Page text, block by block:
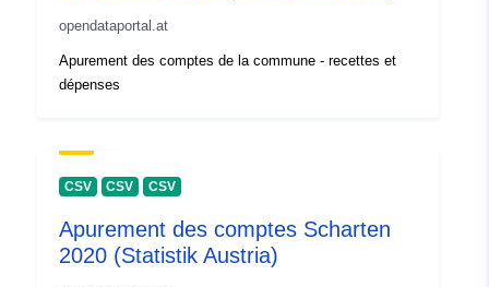
opendataportal.at
Apurement des comptes de la commune - recettes et
dépenses
CSV CSV CSV
Apurement des comptes Scharten
2020 (Statistik Austria)